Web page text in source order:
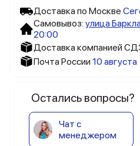
Доставка по Москве
Самовывоз: улица
20:00
Доставка компанией
Почта России 10 августа
Остались вопросы?
Чат с
менеджером